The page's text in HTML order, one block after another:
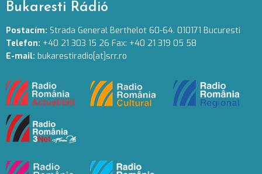
Bukaresti Rádió
Postacím: Strada General Berthelot 60-64. 010171 Bucuresti
Telefon: +40 21 303 15 26 Fax: +40 21 319 05 58
E-mail: bukarestiradio[at]srr.ro